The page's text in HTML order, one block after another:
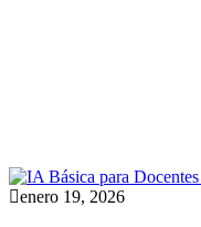
enero 19, 2026